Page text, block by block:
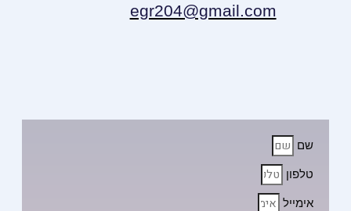
egr204@gmail.com
שם
טלפון
אימייל